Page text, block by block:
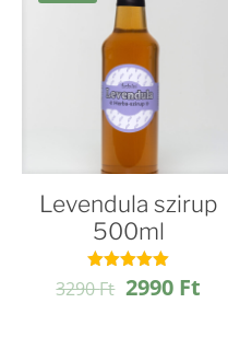
Levendula szirup
500ml
Értékelés:
4.97
3290Ft Original
2990 Ft